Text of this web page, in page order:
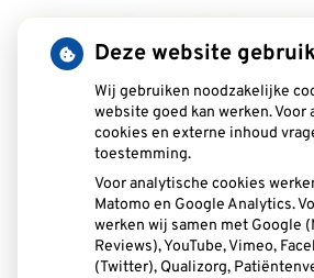
Deze website
Wij gebruiken noodzakelijke
website goed kan werken. Voor
cookies en externe inhoud
toestemming.
Voor analytische cookies
Matomo en Google Analytics.
werken wij samen met Google
Reviews), YouTube, Vimeo,
(Twitter), Qualizorg,